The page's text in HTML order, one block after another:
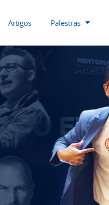
Artigos Palestras